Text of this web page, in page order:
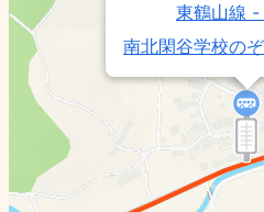
東鶴山線 -
南北閑谷学校の